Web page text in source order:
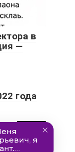
в
—
года